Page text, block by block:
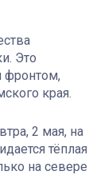
Это
фронтом,
края.
2 мая, на
тёплая
на севере